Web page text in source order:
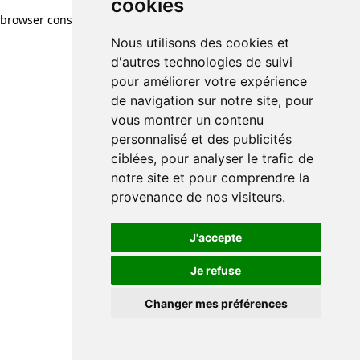
cookies
Nous utilisons des cookies et
d'autres technologies de suivi
pour améliorer votre expérience
de navigation sur notre site, pour
vous montrer un contenu
personnalisé et des publicités
ciblées, pour analyser le trafic de
notre site et pour comprendre la
provenance de nos visiteurs.
J'accepte
Je refuse
Changer mes préférences
browser console for more information)